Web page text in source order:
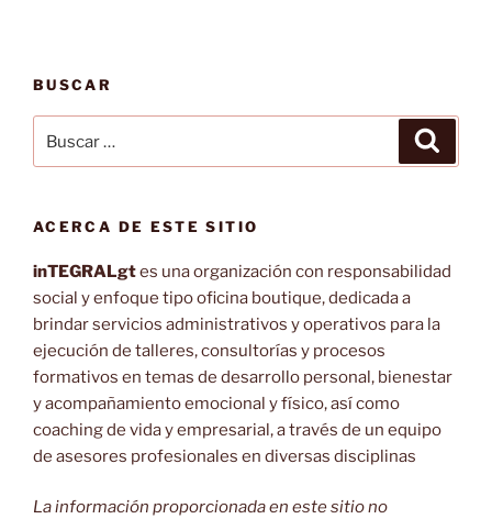
BUSCAR
por:
ACERCA DE ESTE SITIO
inTEGRALgtes una organización con responsabilidad
social y enfoque tipo oficina boutique, dedicada a
brindar servicios administrativos y operativos para la
ejecución de talleres, consultorías y procesos
formativos en temas de desarrollo personal, bienestar
y acompañamiento emocional y físico, así como
coaching de vida y empresarial, a través de un equipo
de asesores profesionales en diversas disciplinas
La información proporcionada en este sitio no